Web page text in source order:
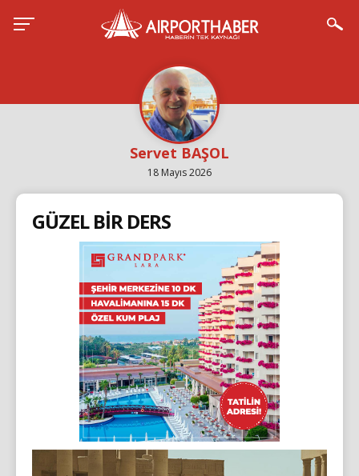
Servet BAŞOL
18 Mayıs 2026
GÜZEL BİR DERS